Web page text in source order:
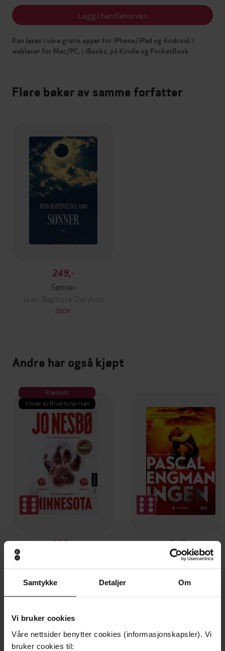
Samtykke Detaljer Om
Vi bruker cookies
Våre nettsider benytter cookies (informasjonskapsler). Vi
bruker cookies til:
Legg i handlekurven
Kan leses i våre gratis apper for iPhone/iPad og Android, i
webleser for Mac/PC, i iBooks, på Kindle og PocketBook
Flere bøker av samme forfatter
249,-
Sønner
Jean-Baptiste Del Amo
EBOK
Andre har også kjøpt
Premium
Vinner av Rivertonprisen
199,-
Jo Nesbø
EBOK
249,-
Ingen
Pascal Engman
EBOK
Forfattere Jean-Baptiste Del Amo(forfatter),Gøril
Eldøen